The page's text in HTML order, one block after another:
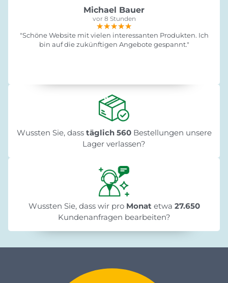
Michael Bauer
vor 8 Stunden
★★★★★
★★★★★
★★★★★
"Schöne Website mit vielen interessanten Produkten. Ich
bin auf die zukünftigen Angebote gespannt."
Wussten Sie, dass täglich 560Bestellungen unsere
Lager verlassen?
Wussten Sie, dass wir pro Monat etwa 27.650
Kundenanfragen bearbeiten?